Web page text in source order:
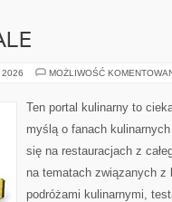
2026 MOŻLIWOŚĆ
Ten portal kulinarny to
myślą o fanach
się na restauracjach z
na tematach związanych z
podróżami kulinarnymi,